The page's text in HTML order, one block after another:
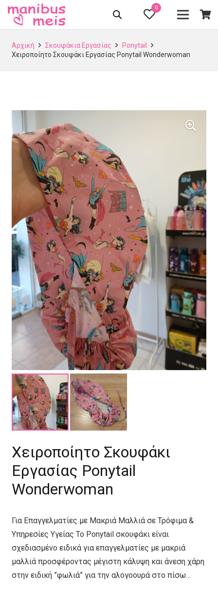
0
Αρχική Σκουφάκια Εργασίας
Ponytail
Χειροποίητο Σκουφάκι Εργασίας Ponytail Wonderwoman
Χειροποίητο Σκουφάκι
Εργασίας Ponytail
Wonderwoman
Για Επαγγελματίες με Μακριά Μαλλιά σε Τρόφιμα &
Υπηρεσίες Υγείας Το Ponytail σκουφάκι είναι
σχεδιασμένο ειδικά για επαγγελματίες με μακριά
μαλλιά προσφέροντας μέγιστη κάλυψη και άνεση χάρη
στην ειδική ”φωλιά” για την αλογοουρά στο πίσω…